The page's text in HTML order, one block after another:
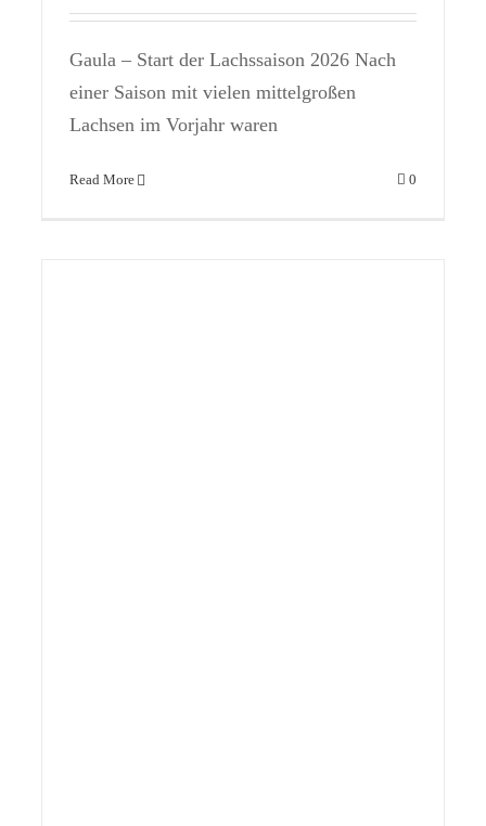
Gaula – Start der Lachssaison 2026 Nach
einer Saison mit vielen mittelgroßen
Lachsen im Vorjahr waren
Read More 0